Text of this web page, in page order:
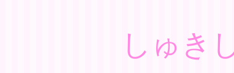
しゅき